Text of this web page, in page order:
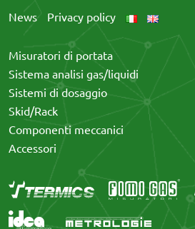
News Privacy policy
Misuratori di portata
Sistema analisi gas/liquidi
Sistemi di dosaggio
Skid/Rack
Componenti meccanici
Accessori